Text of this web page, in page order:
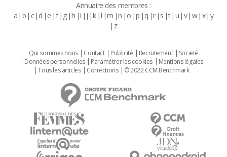
Annuaire des membres :
a b c d e f g h i j k l m n o p q r s t u v w x y
z
Qui sommes nous Contact Publicité Recrutement
Societé
Données personnelles
Paramétrer les cookies
Mentions légales
Tous les articles
Corrections © 2022 CCM Benchmark